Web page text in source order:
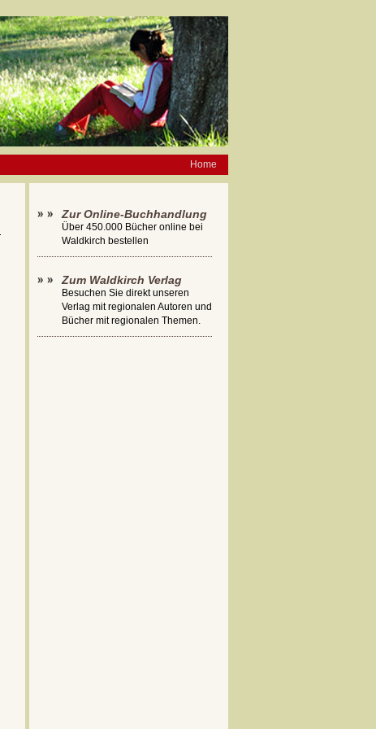
Home
Zur Online-Buchhandlung
Über 450.000 Bücher online bei
Waldkirch bestellen
Zum Waldkirch Verlag
Besuchen Sie direkt unseren
Verlag mit regionalen Autoren und
Bücher mit regionalen Themen.